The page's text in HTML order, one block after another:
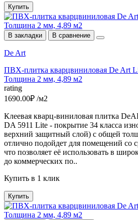
Купить
В закладки В сравнение
De Art
ПВХ-плитка кварцвиниловая De Art
Толщина 2 мм, 4,89 м2
rating
1690.00₽ /м2
Клеевая кварц-виниловая плитка
DA 5911 Lite - покрытие 34 класса
верхний защитный слой) с общей
отлично подойдет для помещений со
что позволяет её использовать в
до коммерческих по..
Купить в 1 клик
Купить